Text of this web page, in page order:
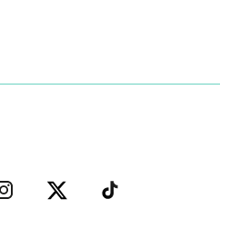
–
TWITTER–
–
WELIFE–